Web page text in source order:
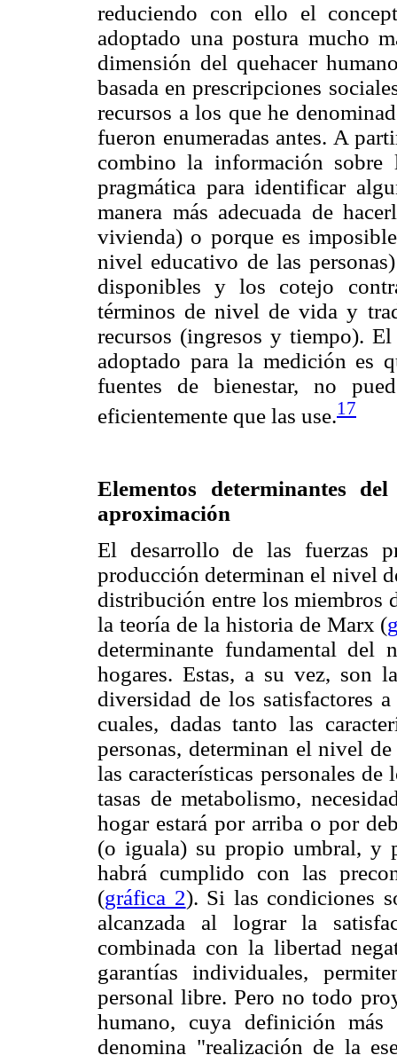
reduciendo con ello el
adoptado una postura mucho
dimensión del quehacer
basada en prescripciones
recursos a los que he
fueron enumeradas antes. A
combino la información sobre
pragmática para identificar
manera más adecuada de
vivienda) o porque es
nivel educativo de las
disponibles y los cotejo
términos de nivel de vida y
recursos (ingresos y tiempo).
adoptado para la medición es
fuentes de bienestar, no
eficientemente que las use.17
Elementos determinantes
aproximación
El desarrollo de las fuerzas
producción determinan el nivel
distribución entre los miembros
la teoría de la historia de Marx (
determinante fundamental
hogares. Estas, a su vez, son
diversidad de los satisfactores
cuales, dadas tanto las
personas, determinan el nivel
las características personales
tasas de metabolismo,
hogar estará por arriba o por
(o iguala) su propio umbral, y
habrá cumplido con las
(gráfica 2). Si las condiciones
alcanzada al lograr la
combinada con la libertad
garantías individuales,
personal libre. Pero no todo
humano, cuya definición
denomina "realización de la